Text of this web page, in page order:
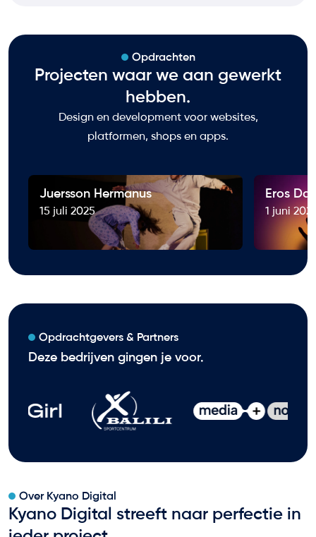
Opdrachten
Projecten waar we aan gewerkt
hebben.
Design en development voor websites,
platformen, shops en apps.
Juersson Hermanus
15 juli 2025
Eros
1 juni
Opdrachtgevers & Partners
Deze bedrijven gingen je voor.
Over Kyano Digital
Kyano Digital streeft naar perfectie in